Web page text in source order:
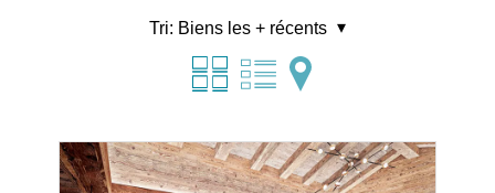
Tri: Biens les + récents